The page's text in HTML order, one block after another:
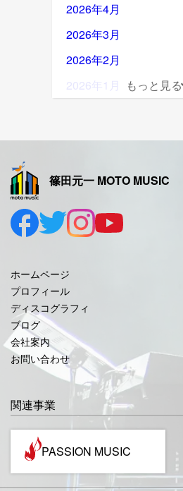
2026年4月
2026年3月
2026年2月
2026年1月
2025年9月
2025年8月
2025年7月
2025年5月
2025年4月
2025年3月
2025年2月
2025年1月
2024年12月
もっと見る
篠田元一 MOTO MUSIC
ホームページ
プロフィール
ディスコグラフィ
ブログ
会社案内
お問い合わせ
関連事業
PASSION MUSIC